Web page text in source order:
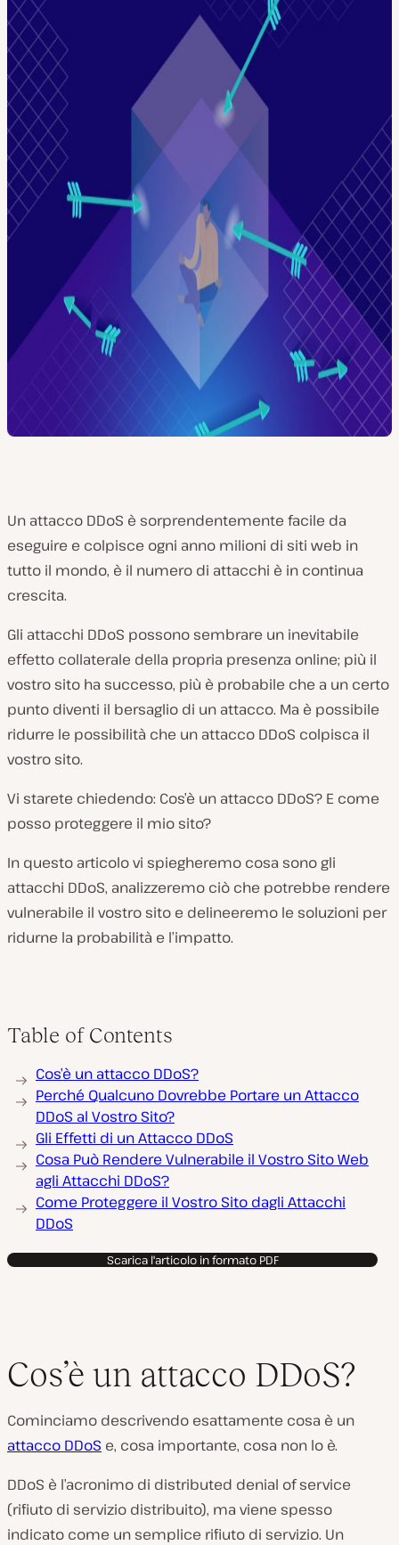
Un attacco DDoS è sorprendentemente facile da
eseguire e colpisce ogni anno milioni di siti web in
tutto il mondo, è il numero di attacchi è in continua
crescita.
Gli attacchi DDoS possono sembrare un inevitabile
effetto collaterale della propria presenza online; più il
vostro sito ha successo, più è probabile che a un certo
punto diventi il bersaglio di un attacco. Ma è possibile
ridurre le possibilità che un attacco DDoS colpisca il
vostro sito.
Vi starete chiedendo: Cos’è un attacco DDoS? E come
posso proteggere il mio sito?
In questo articolo vi spiegheremo cosa sono gli
attacchi DDoS, analizzeremo ciò che potrebbe rendere
vulnerabile il vostro sito e delineeremo le soluzioni per
ridurne la probabilità e l’impatto.
Table of Contents
Cos’è un attacco DDoS?
Perché Qualcuno Dovrebbe Portare un Attacco
DDoS al Vostro Sito?
Gli Effetti di un Attacco DDoS
Cosa Può Rendere Vulnerabile il Vostro Sito Web
agli Attacchi DDoS?
Come Proteggere il Vostro Sito dagli Attacchi
DDoS
Scarica l'articolo in formato PDF
Cos’è un attacco DDoS?
Cominciamo descrivendo esattamente cosa è un
attacco DDoS e, cosa importante, cosa non lo è.
DDoS è l’acronimo di distributed denial of service
(rifiuto di servizio distribuito), ma viene spesso
indicato come un semplice rifiuto di servizio. Un